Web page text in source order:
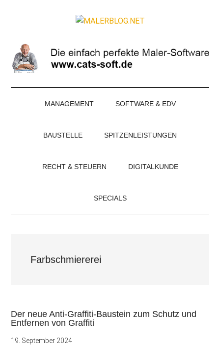
Magazin
für
Maler
und
MANAGEMENT SOFTWARE & EDV
BAUSTELLE SPITZENLEISTUNGEN
RECHT & STEUERN DIGITALKUNDE
SPECIALS
Farbschmiererei
Der neue Anti-Graffiti-Baustein zum Schutz und
Entfernen von Graffiti
19. September 2024